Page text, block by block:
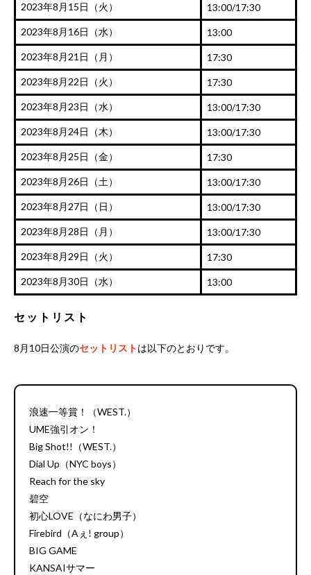
2023年8月15日（火） 13:00/17:30
2023年8月16日（水） 13:00
2023年8月21日（月） 17:30
2023年8月22日（火） 17:30
2023年8月23日（水） 13:00/17:30
2023年8月24日（木） 13:00/17:30
2023年8月25日（金） 17:30
2023年8月26日（土） 13:00/17:30
2023年8月27日（日） 13:00/17:30
2023年8月28日（月） 13:00/17:30
2023年8月29日（火） 17:30
2023年8月30日（水） 13:00
セットリスト
8月10日公演のセットリストは以下のとおりです。
浪速一等賞！（WEST.）
UME強引オン！
Big Shot!!（WEST.）
Dial Up（NYC boys）
Reach for the sky
碧空
初心LOVE（なにわ男子）
Firebird（Aぇ! group）
BIG GAME
KANSAIサマー